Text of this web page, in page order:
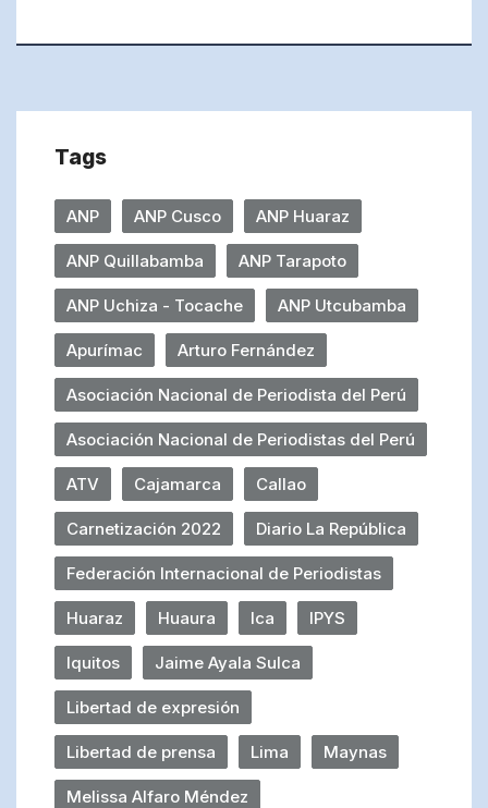
Tags
ANP ANP Cusco ANP Huaraz
ANP Quillabamba ANP Tarapoto
ANP Uchiza - Tocache ANP Utcubamba
Apurímac Arturo Fernández
Asociación Nacional de Periodista del Perú
Asociación Nacional de Periodistas del Perú
ATV Cajamarca Callao
Carnetización 2022 Diario La República
Federación Internacional de Periodistas
Huaraz Huaura Ica IPYS
Iquitos Jaime Ayala Sulca
Libertad de expresión
Libertad de prensa Lima Maynas
Melissa Alfaro Méndez